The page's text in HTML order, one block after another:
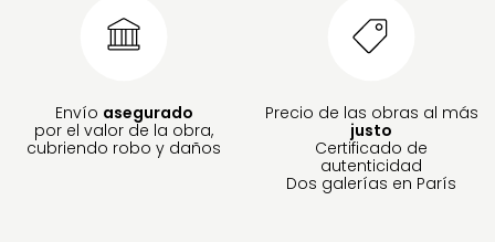
Envío asegurado
por el valor de la obra,
cubriendo robo y daños
Precio de las obras al más
justo
Certificado de
autenticidad
Dos galerías en París